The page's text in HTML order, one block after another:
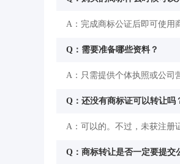
A：完成商标公证后即可使用
Q：需要准备哪些资料？
A：只需提供个体执照或公司
Q：还没有商标证可以转让吗
A：可以的。不过，未获注册
Q：商标转让是否一定要提交